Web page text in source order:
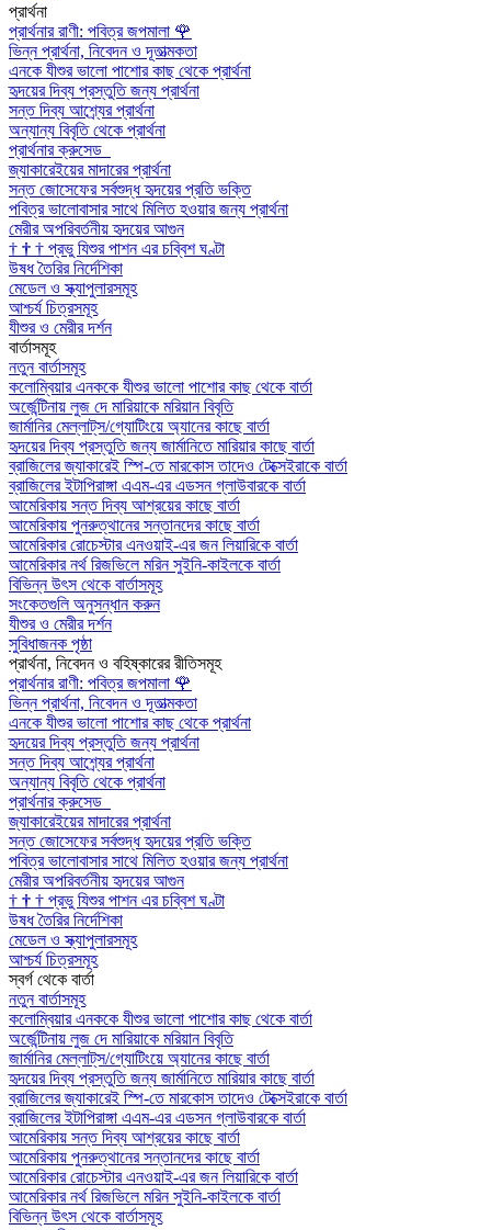
প্রার্থনা
প্রার্থনার রাণী: পবিত্র জপমালা 🌹
ভিন্ন প্রার্থনা, নিবেদন ও দূতাত্মকতা
এনকে যীশুর ভালো পাশোর কাছ থেকে প্রার্থনা
হৃদয়ের দিব্য প্রস্তুতি জন্য প্রার্থনা
সন্ত দিব্য আশ্র্যের প্রার্থনা
অন্যান্য বিবৃতি থেকে প্রার্থনা
প্রার্থনার ক্রুসেড
জ্যাকারেইয়ের মাদারের প্রার্থনা
সন্ত জোসেফের সর্বশুদ্ধ হৃদয়ের প্রতি ভক্তি
পবিত্র ভালোবাসার সাথে মিলিত হওয়ার জন্য প্রার্থনা
মেরীর অপরিবর্তনীয় হৃদয়ের আগুন
† † † প্রভু যিশুর পাশন এর চব্বিশ ঘণ্টা
উষধ তৈরির নির্দেশিকা
মেডেল ও স্ক্যাপুলারসমূহ
আশ্চর্য চিত্রসমূহ
যীশুর ও মেরীর দর্শন
বার্তাসমূহ
নতুন বার্তাসমূহ
কলোম্বিয়ার এনককে যীশুর ভালো পাশোর কাছ থেকে বার্তা
অর্জেন্টিনায় লুজ দে মারিয়াকে মরিয়ান বিবৃতি
জার্মানির মেল্লাট্‌স/গ্যোটিংয়ে অ্যানের কাছে বার্তা
হৃদয়ের দিব্য প্রস্তুতি জন্য জার্মানিতে মারিয়ার কাছে বার্তা
ব্রাজিলের জ্যাকারেই স্পি-তে মারকোস তাদেও টেক্সেইরাকে বার্তা
ব্রাজিলের ইটাপিরাঙ্গা এএম-এর এডসন গ্লাউবারকে বার্তা
আমেরিকায় সন্ত দিব্য আশ্রয়ের কাছে বার্তা
আমেরিকায় পুনরুত্থানের সন্তানদের কাছে বার্তা
আমেরিকার রোচেস্টার এনওয়াই-এর জন লিয়ারিকে বার্তা
আমেরিকার নর্থ রিজভিলে মরিন সুইনি-কাইলকে বার্তা
বিভিন্ন উৎস থেকে বার্তাসমূহ
সংকেতগুলি অনুসন্ধান করুন
যীশুর ও মেরীর দর্শন
সুবিধাজনক পৃষ্ঠা
প্রার্থনা, নিবেদন ও বহিষ্কারের রীতিসমূহ
প্রার্থনার রাণী: পবিত্র জপমালা 🌹
ভিন্ন প্রার্থনা, নিবেদন ও দূতাত্মকতা
এনকে যীশুর ভালো পাশোর কাছ থেকে প্রার্থনা
হৃদয়ের দিব্য প্রস্তুতি জন্য প্রার্থনা
সন্ত দিব্য আশ্র্যের প্রার্থনা
অন্যান্য বিবৃতি থেকে প্রার্থনা
প্রার্থনার ক্রুসেড
জ্যাকারেইয়ের মাদারের প্রার্থনা
সন্ত জোসেফের সর্বশুদ্ধ হৃদয়ের প্রতি ভক্তি
পবিত্র ভালোবাসার সাথে মিলিত হওয়ার জন্য প্রার্থনা
মেরীর অপরিবর্তনীয় হৃদয়ের আগুন
† † † প্রভু যিশুর পাশন এর চব্বিশ ঘণ্টা
উষধ তৈরির নির্দেশিকা
মেডেল ও স্ক্যাপুলারসমূহ
আশ্চর্য চিত্রসমূহ
স্বর্গ থেকে বার্তা
নতুন বার্তাসমূহ
কলোম্বিয়ার এনককে যীশুর ভালো পাশোর কাছ থেকে বার্তা
অর্জেন্টিনায় লুজ দে মারিয়াকে মরিয়ান বিবৃতি
জার্মানির মেল্লাট্‌স/গ্যোটিংয়ে অ্যানের কাছে বার্তা
হৃদয়ের দিব্য প্রস্তুতি জন্য জার্মানিতে মারিয়ার কাছে বার্তা
ব্রাজিলের জ্যাকারেই স্পি-তে মারকোস তাদেও টেক্সেইরাকে বার্তা
ব্রাজিলের ইটাপিরাঙ্গা এএম-এর এডসন গ্লাউবারকে বার্তা
আমেরিকায় সন্ত দিব্য আশ্রয়ের কাছে বার্তা
আমেরিকায় পুনরুত্থানের সন্তানদের কাছে বার্তা
আমেরিকার রোচেস্টার এনওয়াই-এর জন লিয়ারিকে বার্তা
আমেরিকার নর্থ রিজভিলে মরিন সুইনি-কাইলকে বার্তা
বিভিন্ন উৎস থেকে বার্তাসমূহ